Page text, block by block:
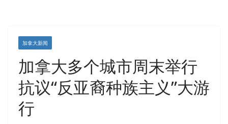
加拿大新闻
加拿大多个城市周末举行
抗议“反亚裔种族主义”大游
行